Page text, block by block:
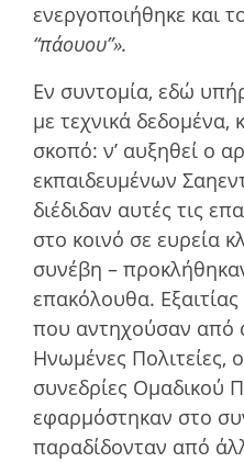
ενεργοποιήθηκε και
“πάουου”».
Εν συντοµία, εδώ
µε τεχνικά δεδοµένα,
σκοπό: ν’ αυξηθεί ο
εκπαιδευµένων
διέδιδαν αυτές τις
στο κοινό σε ευρεία
συνέβη –
επακόλουθα.
που αντηχούσαν από
Ηνωµένες Πολιτείες,
συνεδρίες Οµαδικού
εφαρµόστηκαν στο
παραδίδονταν από